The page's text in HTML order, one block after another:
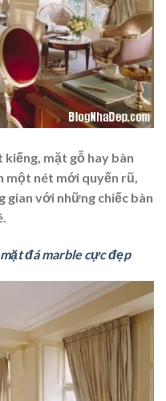
kiếng, mặt gỗ hay bàn
một nét mới quyến rũ,
gian với những chiếc bàn
đá marble cực đẹp